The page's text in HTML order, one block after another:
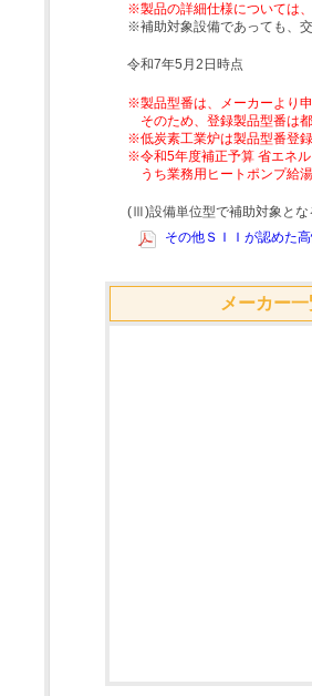
※製品の詳細仕様については
※補助対象設備であっても、
令和7年5月2日時点
※製品型番は、メーカーより
そのため、登録製品型番は
※低炭素工業炉は製品型番登
※令和5年度補正予算 省エネ
うち業務用ヒートポンプ給
(Ⅲ)設備単位型で補助対象とな
その他ＳＩＩが認めた
メーカー